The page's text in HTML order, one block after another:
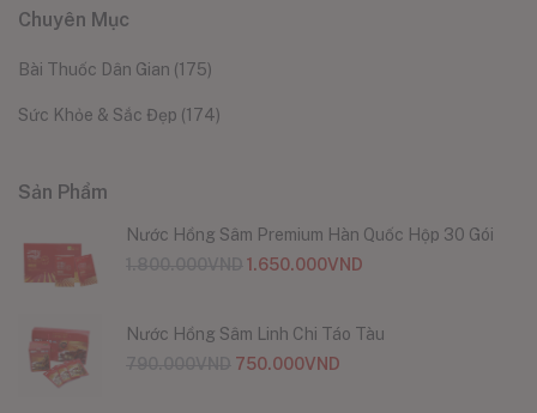
Chuyên Mục
Bài Thuốc Dân Gian (175)
Sức Khỏe & Sắc Đẹp (174)
Sản Phẩm
Nước Hồng Sâm Premium Hàn Quốc Hộp 30 Gói
1.650.000VND
Nước Hồng Sâm Linh Chi Táo Tàu
750.000VND